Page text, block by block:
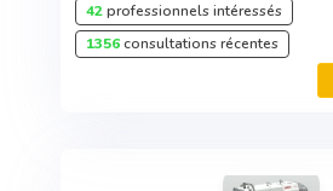
42professionnels intéressés
1356consultations récentes